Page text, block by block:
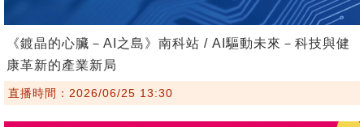
《鍍晶的心臟－AI之島》南科站 / AI驅動未來－科技與健
康革新的產業新局
直播時間：2026/06/25 13:30